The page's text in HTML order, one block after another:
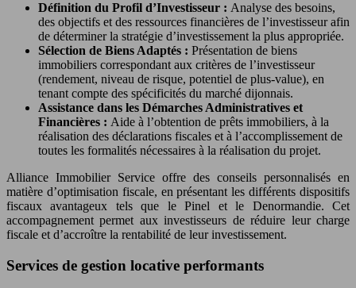
Définition du Profil d’Investisseur : Analyse des besoins,
des objectifs et des ressources financières de l’investisseur afin
de déterminer la stratégie d’investissement la plus appropriée.
Sélection de Biens Adaptés : Présentation de biens
immobiliers correspondant aux critères de l’investisseur
(rendement, niveau de risque, potentiel de plus-value), en
tenant compte des spécificités du marché dijonnais.
Assistance dans les Démarches Administratives et
Financières : Aide à l’obtention de prêts immobiliers, à la
réalisation des déclarations fiscales et à l’accomplissement de
toutes les formalités nécessaires à la réalisation du projet.
Alliance Immobilier Service offre des conseils personnalisés en
matière d’optimisation fiscale, en présentant les différents dispositifs
fiscaux avantageux tels que le Pinel et le Denormandie. Cet
accompagnement permet aux investisseurs de réduire leur charge
fiscale et d’accroître la rentabilité de leur investissement.
Services de gestion locative performants